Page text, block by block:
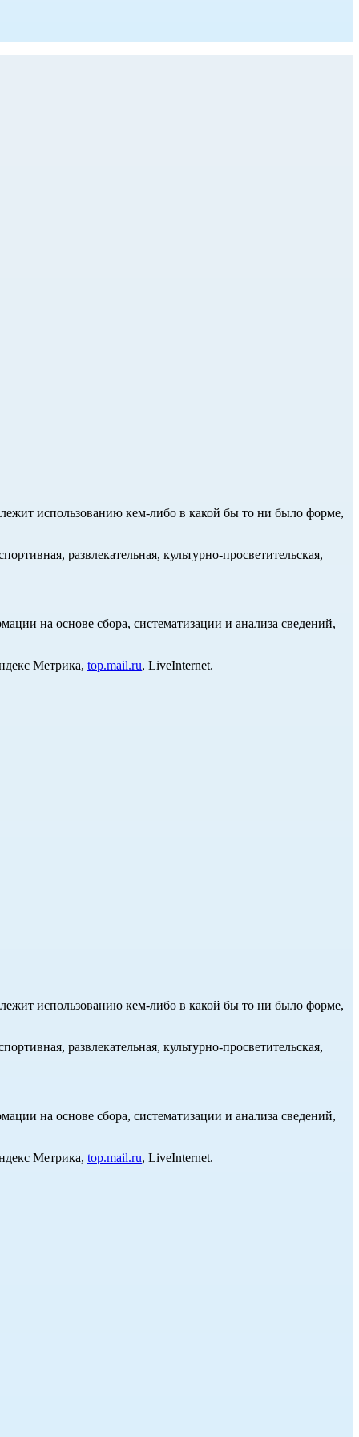
использованию кем-либо в какой бы то ни было форме,
развлекательная, культурно-просветительская,
на основе сбора, систематизации и анализа сведений,
Метрика, top.mail.ru, LiveInternet.
использованию кем-либо в какой бы то ни было форме,
развлекательная, культурно-просветительская,
на основе сбора, систематизации и анализа сведений,
Метрика, top.mail.ru, LiveInternet.